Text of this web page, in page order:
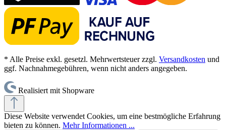
* Alle Preise exkl. gesetzl. Mehrwertsteuer zzgl. Versandkosten und
ggf. Nachnahmegebühren, wenn nicht anders angegeben.
Realisiert mit Shopware
Diese Website verwendet Cookies, um eine bestmögliche Erfahrung
bieten zu können. Mehr Informationen ...